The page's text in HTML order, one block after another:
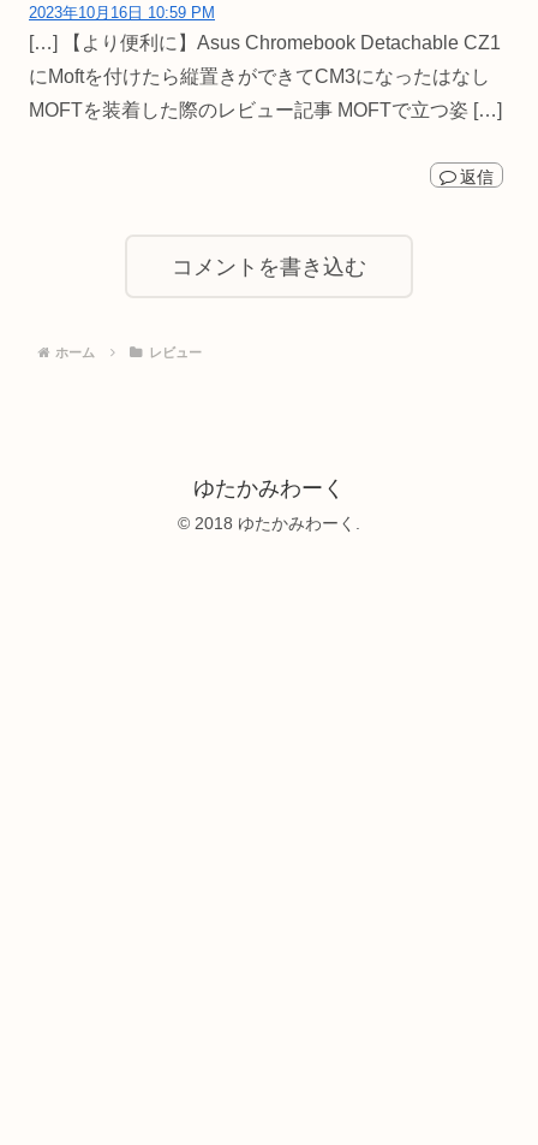
2023年10月16日 10:59 PM
[…] 【より便利に】Asus Chromebook Detachable CZ1
にMoftを付けたら縦置きができてCM3になったはなし
MOFTを装着した際のレビュー記事 MOFTで立つ姿 […]
返信
コメントを書き込む
ホーム レビュー
ゆたかみわーく
© 2018 ゆたかみわーく.